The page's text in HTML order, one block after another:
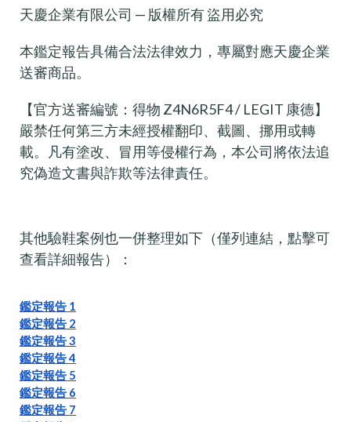
天慶企業有限公司 — 版權所有 盜用必究
本鑑定報告具備合法法律效力，專屬對應天慶企業
送審商品。
【官方送審編號：得物 Z4N6R5F4 / LEGIT 康德】
嚴禁任何第三方未經授權翻印、截圖、挪用或轉
載。凡有塗改、冒用等侵權行為，本公司將依法追
究偽造文書與詐欺等法律責任。
其他驗鞋案例也一併整理如下（僅列連結，點擊可
查看詳細報告）：
鑑定報告 1
鑑定報告 2
鑑定報告 3
鑑定報告 4
鑑定報告 5
鑑定報告 6
鑑定報告 7